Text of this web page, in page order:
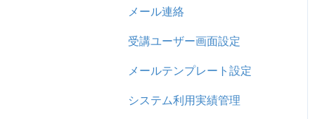
問題属性
採点権限のみを持ったユー
ユーザ
リンクメッセージスレッド
メール連絡
受講ユーザー画面設定
メールテンプレート設定
システム利用実績管理